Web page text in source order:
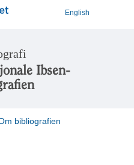
English
Ibsen-
bibliografien